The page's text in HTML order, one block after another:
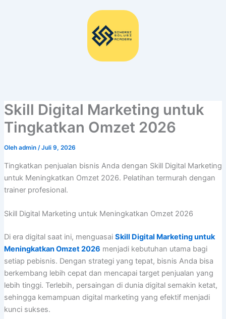
Skill Digital Marketing untuk
Tingkatkan Omzet 2026
Oleh admin /Juli 9, 2026
Tingkatkan penjualan bisnis Anda dengan Skill Digital Marketing
untuk Meningkatkan Omzet 2026. Pelatihan termurah dengan
trainer profesional.
Skill Digital Marketing untuk Meningkatkan Omzet 2026
Di era digital saat ini, menguasai Skill Digital Marketing untuk
Meningkatkan Omzet 2026 menjadi kebutuhan utama bagi
setiap pebisnis. Dengan strategi yang tepat, bisnis Anda bisa
berkembang lebih cepat dan mencapai target penjualan yang
lebih tinggi. Terlebih, persaingan di dunia digital semakin ketat,
sehingga kemampuan digital marketing yang efektif menjadi
kunci sukses.